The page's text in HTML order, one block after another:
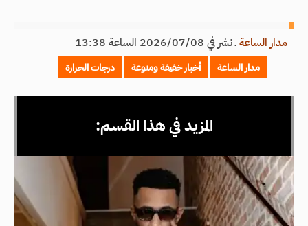
مدار الساعةـنشر في 2026/07/08 الساعة 13:38
مدار الساعة أخبار خفيفة ومنوعة درجات الحرارة
المزيد في هذا القسم: